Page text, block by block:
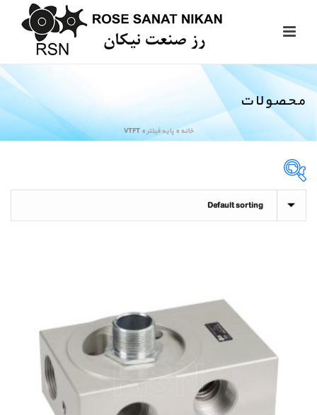
محصولات
خانه » پایه فیلتر»
VTFT